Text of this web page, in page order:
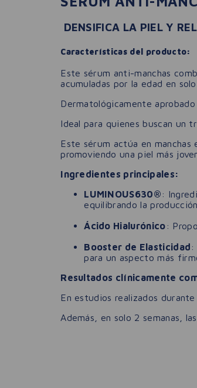
DENSIFICA LA PIEL Y
Características del producto:
Este sérum anti-manchas
acumuladas por la edad en
Dermatológicamente
Ideal para quienes buscan un
Este sérum actúa en
promoviendo una piel más
Ingredientes principales:
LUMINOUS630® :
equilibrando la
Ácido Hialurónico :
Booster de Elasticidad :
para un aspecto más
Resultados clínicamente
En estudios realizados
Además, en solo 2 semanas,